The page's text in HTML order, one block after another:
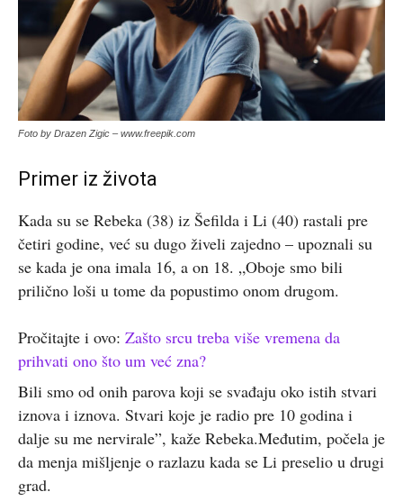
Foto by Drazen Zigic – www.freepik.com
Primer iz života
Kada su se Rebeka (38) iz Šefilda i Li (40) rastali pre
četiri godine, već su dugo živeli zajedno – upoznali su
se kada je ona imala 16, a on 18. „Oboje smo bili
prilično loši u tome da popustimo onom drugom.
Pročitajte i ovo: Zašto srcu treba više vremena da
prihvati ono što um već zna?
Bili smo od onih parova koji se svađaju oko istih stvari
iznova i iznova. Stvari koje je radio pre 10 godina i
dalje su me nervirale”, kaže Rebeka.Međutim, počela je
da menja mišljenje o razlazu kada se Li preselio u drugi
grad.